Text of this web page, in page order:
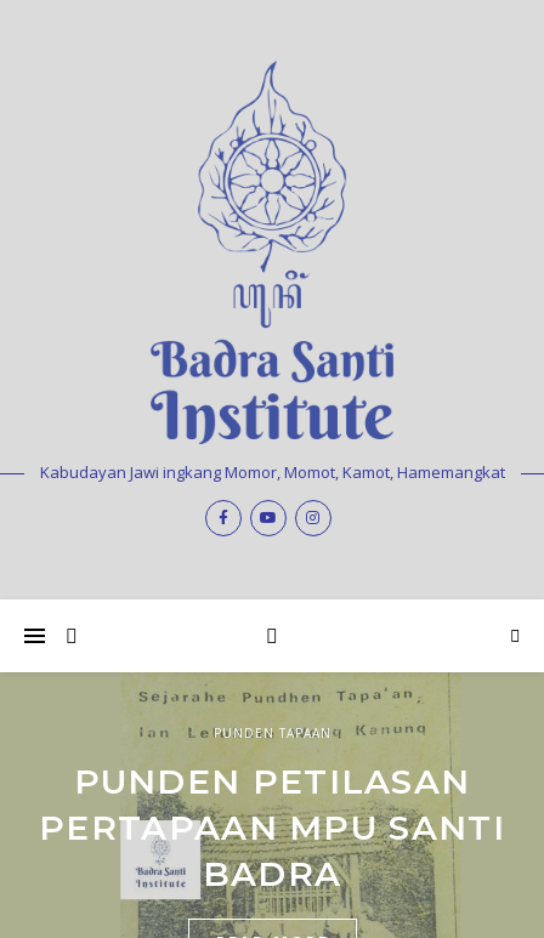
Kabudayan Jawi ingkang Momor, Momot, Kamot, Hamemangkat
PUNDEN TAPAAN
PUNDEN PETILASAN
PERTAPAAN MPU SANTI
BADRA
CINDERAMATA WARGA
KESEMSEM KOPI LASEM
READ MORE
LIPUTAN
BERSAMA PELITA, WARGA
BUDDHA SEMAKIN
BERSINAR